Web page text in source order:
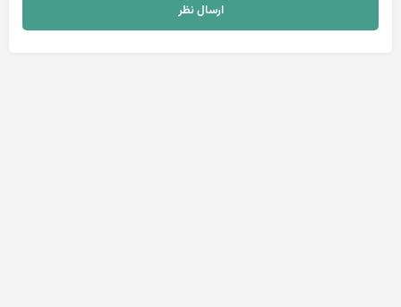
ارسال نظر